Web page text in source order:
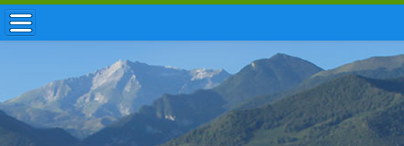
ACCUEIL / INFOS
MUNICIPALITÉ
VIE LOCALE